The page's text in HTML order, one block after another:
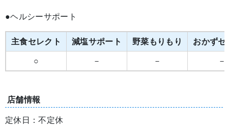
●ヘルシーサポート
主食セレクト 減塩サポート 野菜もりもり おかず
○ － － －
店舗情報
定休日：不定休